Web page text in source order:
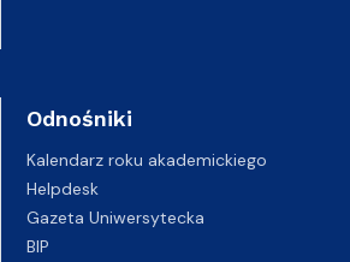
Odnośniki
Kalendarz roku akademickiego
Helpdesk
Gazeta Uniwersytecka
BIP